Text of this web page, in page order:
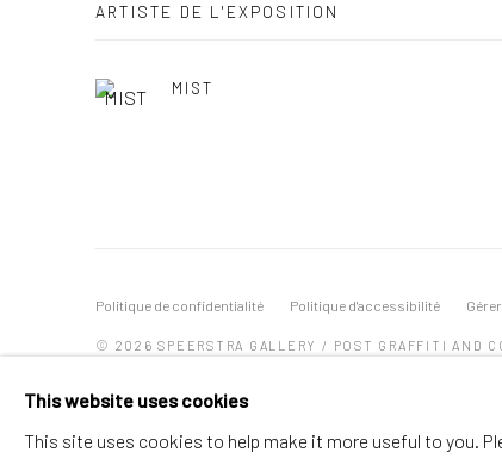
ARTISTE DE L'EXPOSITION
MIST
Politique de confidentialité Politique d'accessibilité
© 2026 SPEERSTRA GALLERY / POST GRAFFITI AND
This website uses cookies
This site uses cookies to help make it more useful to you.